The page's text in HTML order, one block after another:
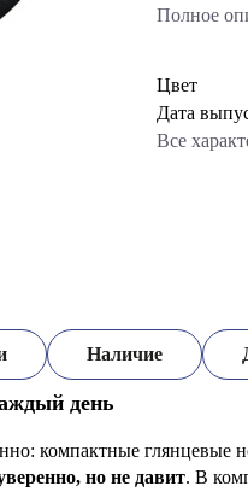
Полное
Цвет
Дата
Все
Наличие
день
компактные глянцевые
но не давит. В